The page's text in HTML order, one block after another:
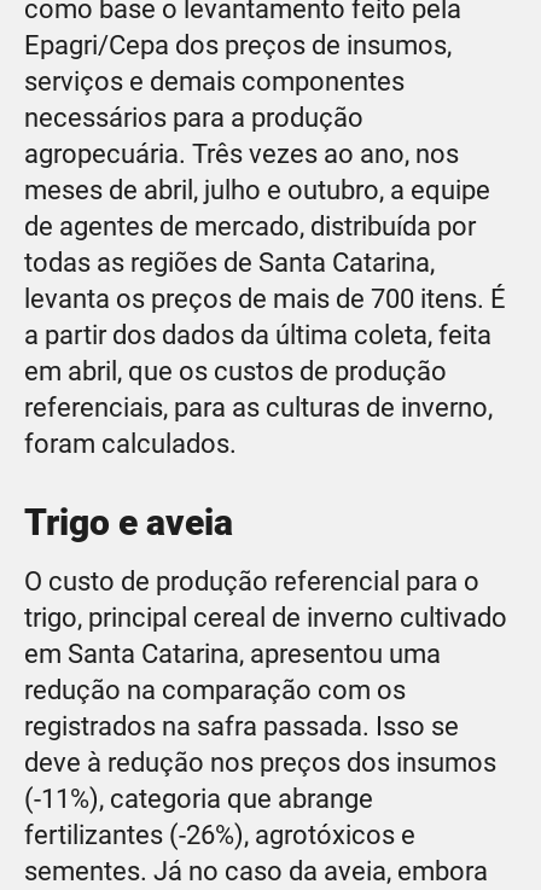
como base o levantamento feito pela
Epagri/Cepa dos preços de insumos,
serviços e demais componentes
necessários para a produção
agropecuária. Três vezes ao ano, nos
meses de abril, julho e outubro, a equipe
de agentes de mercado, distribuída por
todas as regiões de Santa Catarina,
levanta os preços de mais de 700 itens. É
a partir dos dados da última coleta, feita
em abril, que os custos de produção
referenciais, para as culturas de inverno,
foram calculados.
Trigo e aveia
O custo de produção referencial para o
trigo, principal cereal de inverno cultivado
em Santa Catarina, apresentou uma
redução na comparação com os
registrados na safra passada. Isso se
deve à redução nos preços dos insumos
(-11%), categoria que abrange
fertilizantes (-26%), agrotóxicos e
sementes. Já no caso da aveia, embora